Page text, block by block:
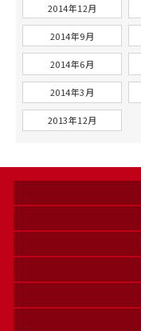
2014年12月
2014年9月
2014年6月
2014年3月
2013年12月